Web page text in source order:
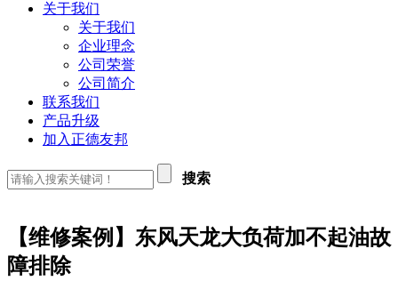
关于我们
关于我们
企业理念
公司荣誉
公司简介
联系我们
产品升级
加入正德友邦
搜索
【维修案例】东风天龙大负荷加不起油故
障排除